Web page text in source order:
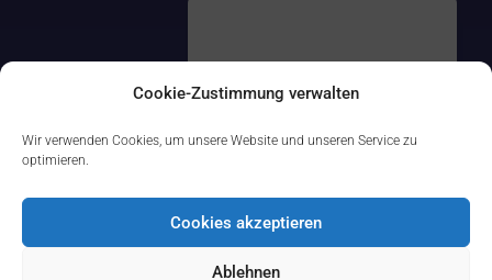
Cookie-Zustimmung verwalten
Wir verwenden Cookies, um unsere Website und unseren Service zu
optimieren.
Cookies akzeptieren
Ablehnen